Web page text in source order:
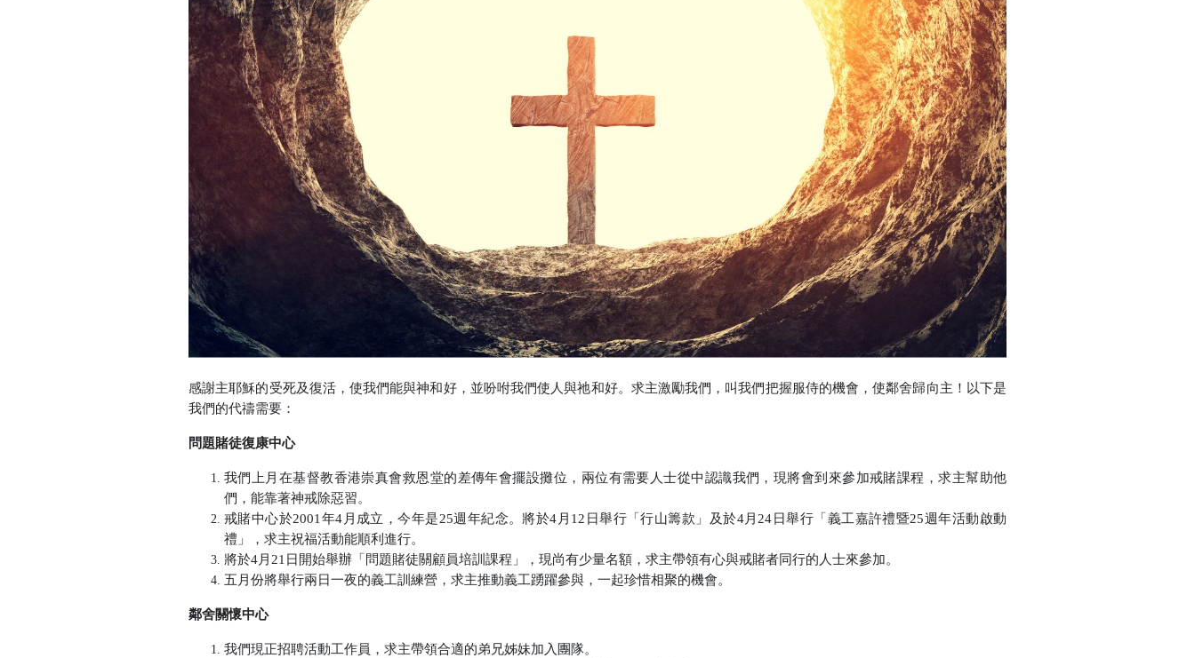
感謝主耶穌的受死及復活，使我們能與神和好，並吩咐我們使人與祂和好。求主激勵我們，叫我們把握服侍的機會，使鄰舍歸向主！以下是
我們的代禱需要：
問題賭徒復康中心
我們上月在基督教香港崇真會救恩堂的差傳年會擺設攤位，兩位有需要人士從中認識我們，現將會到來參加戒賭課程，求主幫助他
們，能靠著神戒除惡習。
戒賭中心於2001 年4 月成立，今年是25週年紀念。將於4 月 12 日舉行「行山籌款」及於4月 24日舉行「義工嘉許禮暨25週年活動啟動
禮」，求主祝福活動能順利進行。
將於4月 21 日開始舉辦「問題賭徒關顧員培訓課程」，現尚有少量名額，求主帶領有心與戒賭者同行的人士來參加。
五月份將舉行兩日一夜的義工訓練營，求主推動義工踴躍參與，一起珍惜相聚的機會。
鄰舍關懷中心
我們現正招聘活動工作員，求主帶領合適的弟兄姊妹加入團隊。